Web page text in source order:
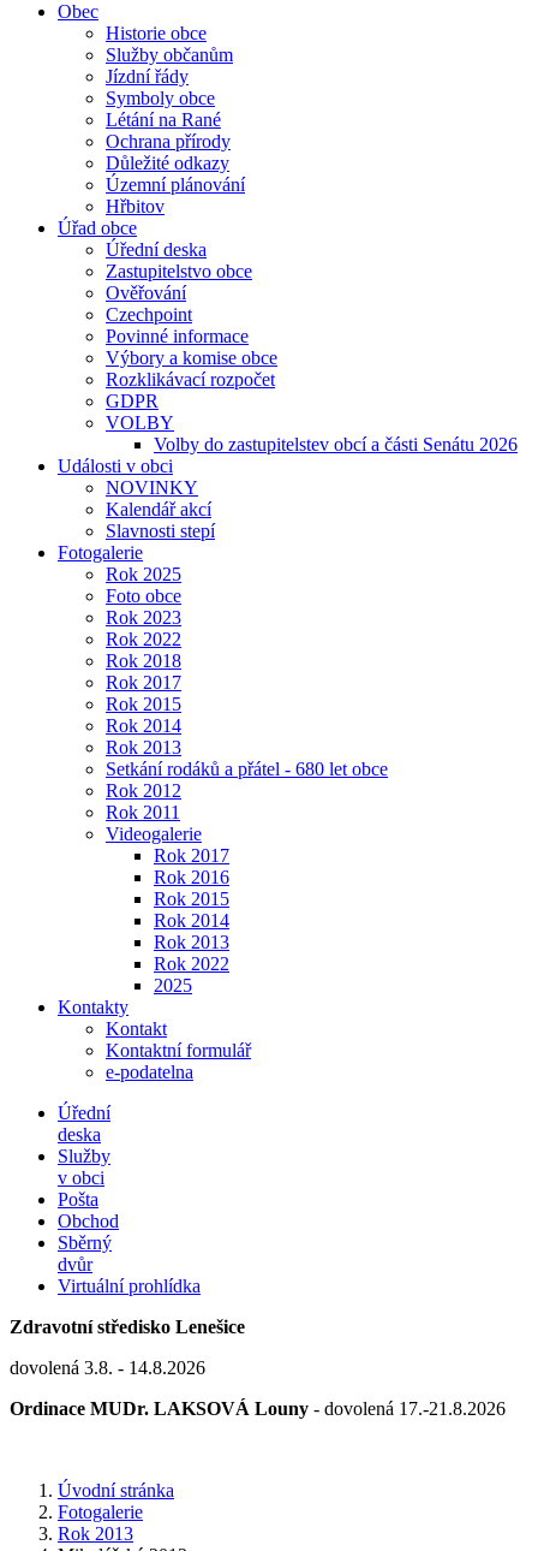
Obec
Historie obce
Služby občanům
Jízdní řády
Symboly obce
Létání na Rané
Ochrana přírody
Důležité odkazy
Územní plánování
Hřbitov
Úřad obce
Úřední deska
Zastupitelstvo obce
Ověřování
Czechpoint
Povinné informace
Výbory a komise obce
Rozklikávací rozpočet
GDPR
VOLBY
Volby do zastupitelstev obcí a části Senátu 2026
Události v obci
NOVINKY
Kalendář akcí
Slavnosti stepí
Fotogalerie
Rok 2025
Foto obce
Rok 2023
Rok 2022
Rok 2018
Rok 2017
Rok 2015
Rok 2014
Rok 2013
Setkání rodáků a přátel - 680 let obce
Rok 2012
Rok 2011
Videogalerie
Rok 2017
Rok 2016
Rok 2015
Rok 2014
Rok 2013
Rok 2022
2025
Kontakty
Kontakt
Kontaktní formulář
e-podatelna
Úřední
deska
Služby
v obci
Pošta
Obchod
Sběrný
dvůr
Virtuální prohlídka
Zdravotní středisko Lenešice
dovolená 3.8. - 14.8.2026
Ordinace MUDr. LAKSOVÁ Louny - dovolená 17.-21.8.2026
Úvodní stránka
Fotogalerie
Rok 2013